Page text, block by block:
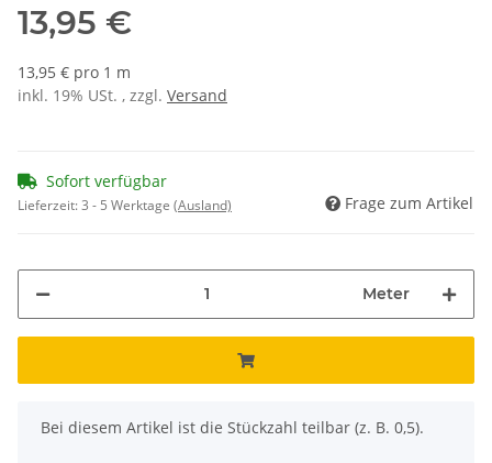
13,95 €
13,95 € pro 1 m
inkl. 19% USt. , zzgl. Versand
Sofort verfügbar
Lieferzeit:3 - 5 Werktage (Ausland) Frage zum Artikel
Meter
x
Bei diesem Artikel ist die Stückzahl teilbar (z. B. 0,5).